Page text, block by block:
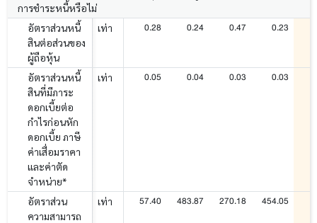
การชำระหนี้หรือไม่
อัตราส่วนหนี้
สินต่อส่วนของ
ผู้ถือหุ้น
เท่า 0.28 0.24 0.47 0.23
อัตราส่วนหนี้
สินที่มีภาระ
ดอกเบี้ยต่อ
กำไรก่อนหัก
ดอกเบี้ย ภาษี
ค่าเสื่อมราคา
และค่าตัด
จำหน่าย*
เท่า 0.05 0.04 0.03 0.03
อัตราส่วน
ความสามารถ
เท่า 57.40 483.87 270.18 454.05